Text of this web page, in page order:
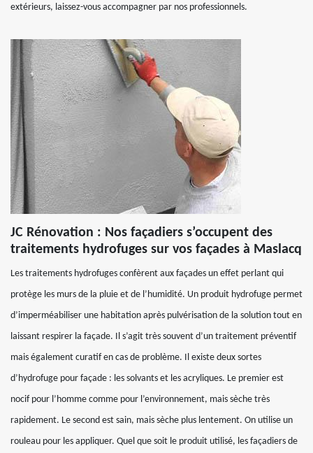
extérieurs, laissez-vous accompagner par nos professionnels.
JC Rénovation : Nos façadiers s’occupent des
traitements hydrofuges sur vos façades à Maslacq
Les traitements hydrofuges confèrent aux façades un effet perlant qui
protège les murs de la pluie et de l’humidité. Un produit hydrofuge permet
d’imperméabiliser une habitation après pulvérisation de la solution tout en
laissant respirer la façade. Il s’agit très souvent d’un traitement préventif
mais également curatif en cas de problème. Il existe deux sortes
d’hydrofuge pour façade : les solvants et les acryliques. Le premier est
nocif pour l’homme comme pour l’environnement, mais sèche très
rapidement. Le second est sain, mais sèche plus lentement. On utilise un
rouleau pour les appliquer. Quel que soit le produit utilisé, les façadiers de